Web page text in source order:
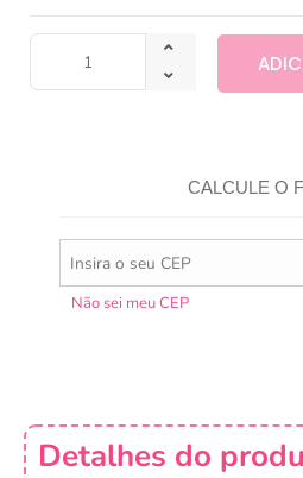
CALCULE O
Não sei meu CEP
Detalhes do